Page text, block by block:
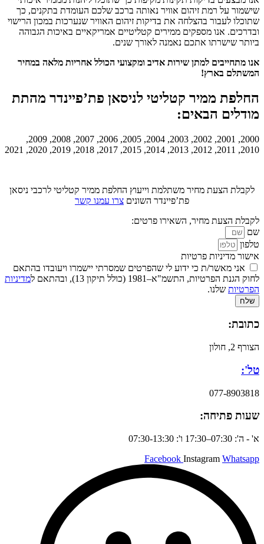
שישמור על רמת זיהום אוויר נאותה ברכב שלכם העומדת בתקנים, כך
שתוכלו לעבור בהצלחה את בדיקות זיהום האוויר שנערכות במכון הרישוי
ובדרכים. אנו מספקים ממירים קטליטיים אמריקאיים באיכות הגבוהה
ביותר שישרתו אתכם נאמנה לאורך שנים.
אנו מתחייבים למתן שירות אדיב ומקצועי הכולל אחריות מלאה במחיר
המשתלם בארץ!
החלפת ממיר קטליטי לניסאן פת’פיינדר מהתת
מודלים הבאים:
2000, 2001, 2002, 2003, 2004, 2005, 2006, 2007, 2008, 2009,
2010, 2011, 2012, 2013, 2014, 2015, 2017, 2018, 2019, 2020, 2021
לקבלת הצעת מחיר משתלמת וייעוץ החלפת ממיר קטליטי לרכבי ניסאן
פת’פיינדר השונים צרו עמנו קשר
לקבלת הצעת מחיר, השאירו פרטים:
שם
טלפון
אישור מדיניות פרטיות
אני מאשר/ת כי ידוע לי שהפרטים שמסרתי יישמרו ויעובדו בהתאם
לחוק הגנת הפרטיות, התשמ"א–1981 (כולל תיקון 13), ובהתאם ל
מדיניות
הפרטיות שלנו.
שלח
כתובת:
הצורף 2, חולון
טל':
077-8903818
שעות פתיחה:
א' - ה': 07:30–17:30 ו': 07:30-13:30
Facebook Instagram Whatsapp